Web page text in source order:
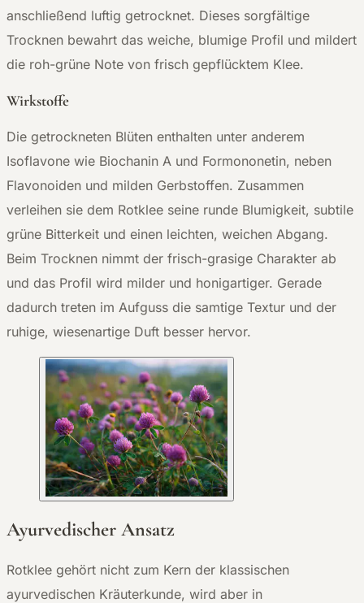
anschließend luftig getrocknet. Dieses sorgfältige
Trocknen bewahrt das weiche, blumige Profil und mildert
die roh-grüne Note von frisch gepflücktem Klee.
Wirkstoffe
Die getrockneten Blüten enthalten unter anderem
Isoflavone wie Biochanin A und Formononetin, neben
Flavonoiden und milden Gerbstoffen. Zusammen
verleihen sie dem Rotklee seine runde Blumigkeit, subtile
grüne Bitterkeit und einen leichten, weichen Abgang.
Beim Trocknen nimmt der frisch-grasige Charakter ab
und das Profil wird milder und honigartiger. Gerade
dadurch treten im Aufguss die samtige Textur und der
ruhige, wiesenartige Duft besser hervor.
Ayurvedischer Ansatz
Rotklee gehört nicht zum Kern der klassischen
ayurvedischen Kräuterkunde, wird aber in